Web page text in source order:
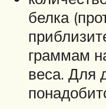
белка
граммам
веса. Для